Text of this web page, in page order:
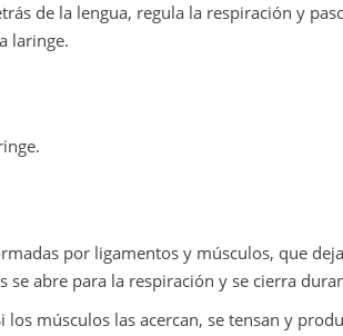
de la lengua, regula la respiración y
laringe.
por ligamentos y músculos, que
abre para la respiración y se cierra
músculos las acercan, se tensan y